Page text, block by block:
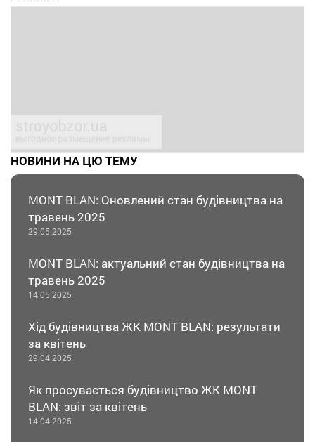
НОВИНИ НА ЦЮ ТЕМУ
MONT BLAN: Оновлений стан будівництва на
травень 2025
29.05.2025
MONT BLAN: актуальний стан будівництва на
травень 2025
14.05.2025
Хід будівництва ЖК MONT BLAN: результати
за квітень
29.04.2025
Як просувається будівництво ЖК MONT
BLAN: звіт за квітень
14.04.2025